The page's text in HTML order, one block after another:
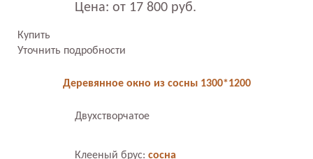
Цена: от 17 800 руб.
Купить
Уточнить подробности
Деревянное окно из сосны 1300*1200
Двухстворчатое
Клееный брус: сосна